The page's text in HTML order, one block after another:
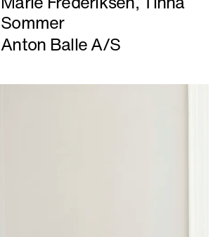
Sommer
Anton Balle A/S